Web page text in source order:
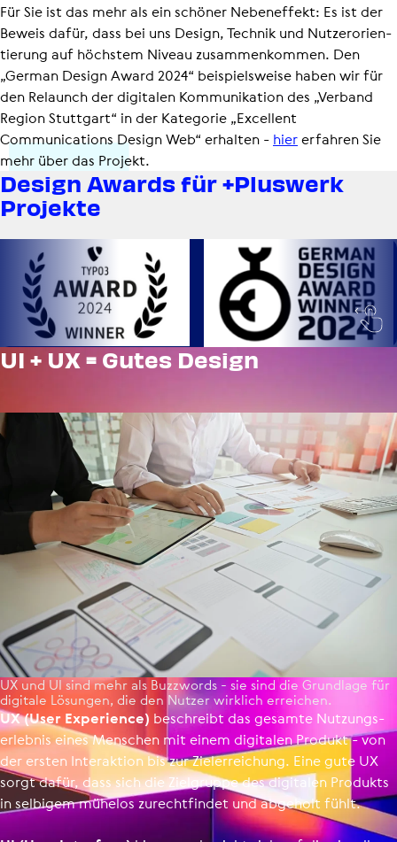
Für Sie ist das mehr als ein schöner Nebeneffekt: Es ist der
Beweis dafür, dass bei uns Design, Technik und Nutzer­ori­en­
tie­rung auf höchstem Niveau zusammenkommen. Den
„German Design Award 2024“ beispielsweise haben wir für
den Relaunch der digitalen Kommunikation des „Verband
Region Stuttgart“ in der Kategorie „Excellent
Communications Design Web“ erhalten - hiererfahren Sie
mehr über das Projekt.
Design Awards für +Pluswerk
Projekte
UI + UX = Gutes Design
UX (User Experience) beschreibt das gesamte Nutzungs­
er­lebnis eines Menschen mit einem digitalen Produkt - von
der ersten Interaktion bis zur Zielerreichung. Eine gute UX
sorgt dafür, dass sich die Zielgruppe des digitalen Produkts
in selbigem mühelos zurechtfindet und abgeholt fühlt.
UX und UI sind mehr als Buzzwords - sie sind die Grundlage für
digitale Lösungen, die den Nutzer wirklich erreichen.